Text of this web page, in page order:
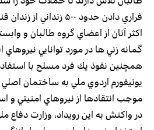
فراري دادن حدود ۵۰۰
اكثر آنان از اعضاي گروه طالبان و
گمانه زني ها در مورد توانايي
همچنين نفوذ يك فرد مسلح با
يونيفورم اردوي ملي به ساختمان
موجب انتقادها از نيروهاي امنيتي و
در واكنش به اين رويداد، وزارت دفاع